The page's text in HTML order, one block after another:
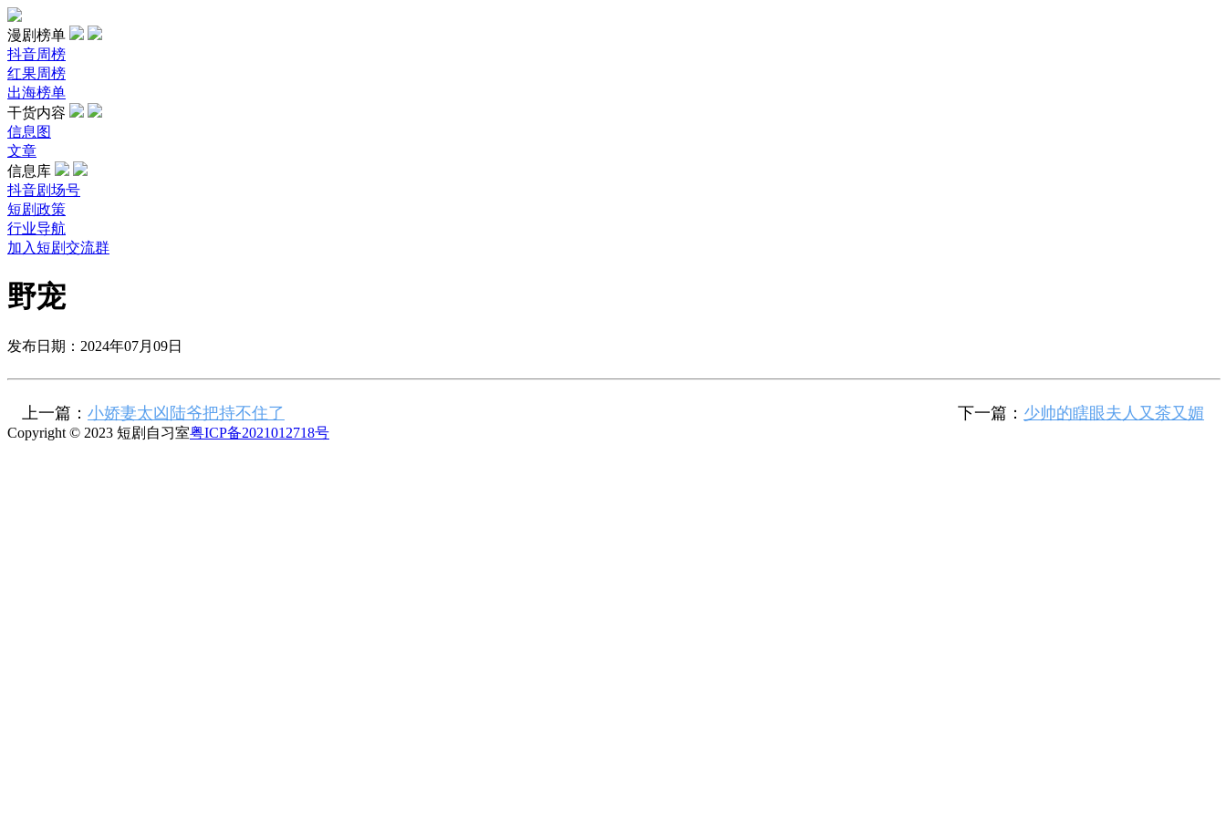
漫剧榜单
抖音周榜
红果周榜
出海榜单
干货内容
信息图
文章
信息库
抖音剧场号
短剧政策
行业导航
加入短剧交流群
野宠
发布日期：2024年07月09日
上一篇： 小娇妻太凶陆爷把持不住了 下一篇： 少帅的瞎眼夫人又茶又媚
Copyright © 2023 短剧自习室粤ICP备2021012718号